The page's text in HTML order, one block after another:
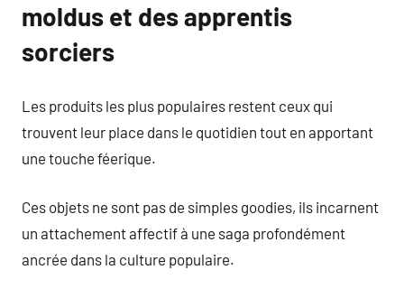
moldus et des apprentis
sorciers
Les produits les plus populaires restent ceux qui
trouvent leur place dans le quotidien tout en apportant
une touche féerique.
Ces objets ne sont pas de simples goodies, ils incarnent
un attachement affectif à une saga profondément
ancrée dans la culture populaire.